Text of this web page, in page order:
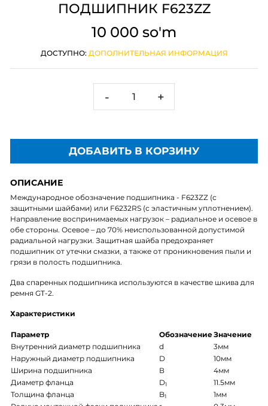
ПОДШИПНИК F623ZZ
10 000 so'm
ДОСТУПНО: ДОПОЛНИТЕЛЬНАЯ ИНФОРМАЦИЯ
- +
ДОБАВИТЬ В КОРЗИНУ
ОПИСАНИЕ
Международное обозначение подшипника - F623ZZ (с
защитными шайбами) или F6232RS (с эластичным уплотнением).
Направление воспринимаемых нагрузок – радиальное и осевое в
обе стороны. Осевое – до 70% неиспользованной допустимой
радиальной нагрузки. Защитная шайба предохраняет
подшипник от утечки смазки, а также от проникновения пыли и
грязи в полость подшипника.
Два спаренных подшипника используются в качестве шкива для
ремня GT-2.
Характеристики
Параметр ОбозначениеЗначение
Внутренний диаметр подшипника
d
3мм
Наружный диаметр подшипника
D
10мм
Ширина подшипника
В
4мм
Диаметр фланца
D1
11.5мм
Толщина фланца
B1
1мм